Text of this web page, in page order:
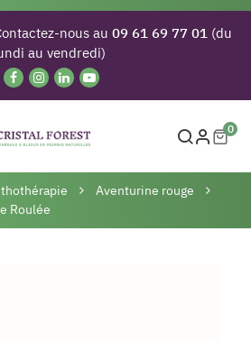
nous au 09 61 69 77 01(du
au vendredi)
0
Aventurine rouge
Roulée